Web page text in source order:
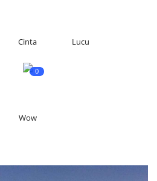
Cinta Lucu
0
Wow